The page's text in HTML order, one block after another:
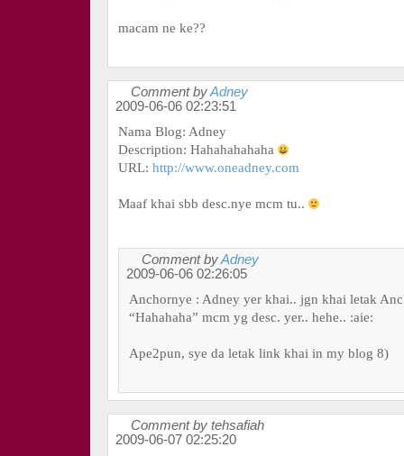
macam ne ke??
Comment byAdney
2009-06-06 02:23:51
Nama Blog: Adney
Description: Hahahahahaha
URL: http://www.oneadney.com
Maaf khai sbb desc.nye mcm tu..
Comment byAdney
2009-06-06 02:26:05
Anchornye : Adney yer khai.. jgn khai letak
“Hahahaha” mcm yg desc. yer.. hehe.. :aie:
Ape2pun, sye da letak link khai in my blog 8)
Comment by tehsafiah
2009-06-07 02:25:20